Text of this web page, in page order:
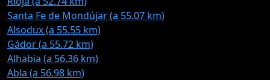
Santa Fe de Mondújar (a 55.07 km)
Alsodux (a 55.55 km)
Gádor (a 55.72 km)
Alhabia (a 56.36 km)
Abla (a 56.98 km)